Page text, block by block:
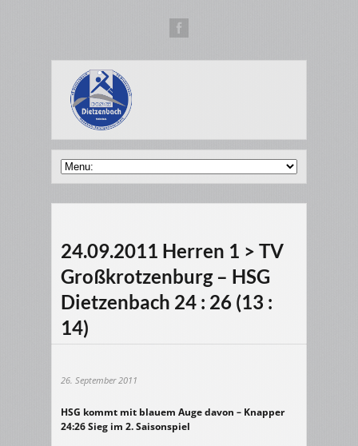
24.09.2011 Herren 1 > TV
Großkrotzenburg – HSG
Dietzenbach 24 : 26 (13 :
14)
26. September 2011
HSG kommt mit blauem Auge davon – Knapper
24:26 Sieg im 2. Saisonspiel